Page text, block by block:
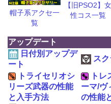
帽子系アクセ一
覧
【旧PSO2】女
性コス一覧
アップデート
日付別アップデ
ート
ス
トライセリオシ
リーズ武器の性能
と入手方法
ト
ーマ/ヴ
の性能